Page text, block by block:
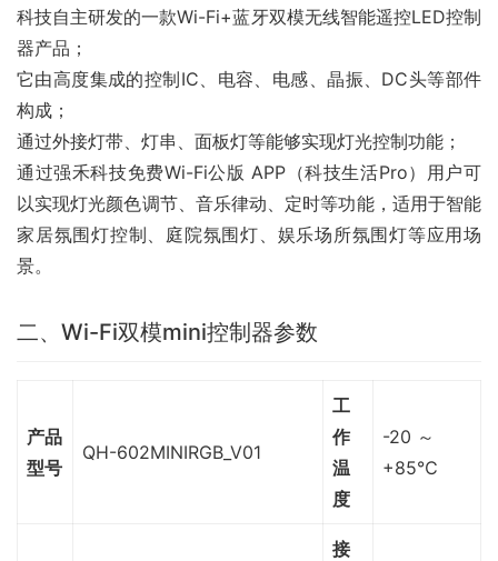
科技自主研发的一款Wi-Fi+蓝牙双模无线智能遥控LED控制
器产品；
它由高度集成的控制IC、电容、电感、晶振、DC头等部件
构成；
通过外接灯带、灯串、面板灯等能够实现灯光控制功能；
通过强禾科技免费Wi-Fi公版 APP（科技生活Pro）用户可
以实现灯光颜色调节、音乐律动、定时等功能，适用于智能
家居氛围灯控制、庭院氛围灯、娱乐场所氛围灯等应用场
景。
二、Wi-Fi双模mini控制器参数
产品
型号
QH-602MINIRGB_V01
工
作
温
度
-20 ～
+85℃
接